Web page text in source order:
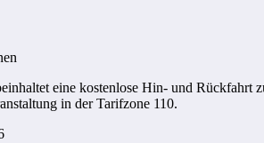
eine kostenlose Hin- und Rückfahrt
in der Tarifzone 110.